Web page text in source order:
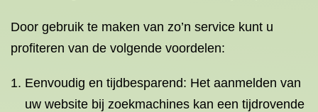
Door gebruik te maken van zo’n service kunt u
profiteren van de volgende voordelen:
Eenvoudig en tijdbesparend: Het aanmelden van
uw website bij zoekmachines kan een tijdrovende